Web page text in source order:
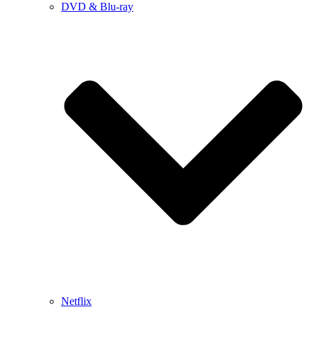
DVD & Blu-ray
Netflix